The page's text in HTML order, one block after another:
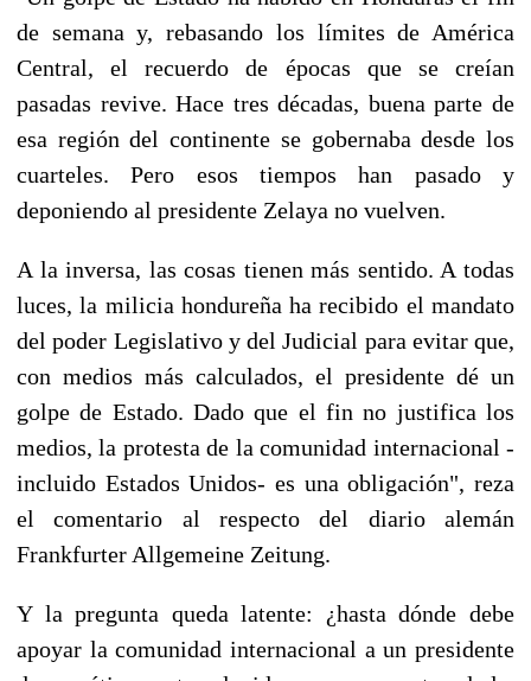
de semana y, rebasando los límites de América
Central, el recuerdo de épocas que se creían
pasadas revive. Hace tres décadas, buena parte de
esa región del continente se gobernaba desde los
cuarteles. Pero esos tiempos han pasado y
deponiendo al presidente Zelaya no vuelven.
A la inversa, las cosas tienen más sentido. A todas
luces, la milicia hondureña ha recibido el mandato
del poder Legislativo y del Judicial para evitar que,
con medios más calculados, el presidente dé un
golpe de Estado. Dado que el fin no justifica los
medios, la protesta de la comunidad internacional -
incluido Estados Unidos- es una obligación", reza
el comentario al respecto del diario alemán
Frankfurter Allgemeine Zeitung.
Y la pregunta queda latente: ¿hasta dónde debe
apoyar la comunidad internacional a un presidente